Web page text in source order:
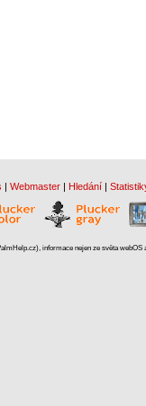
| Webmaster | Hledání |
informace nejen ze světa